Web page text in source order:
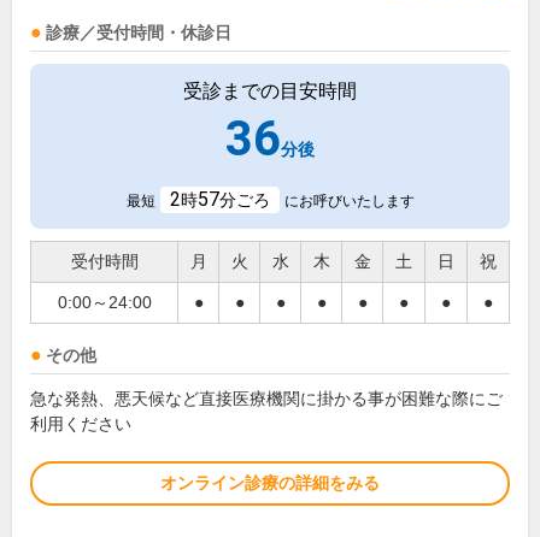
診療／受付時間・休診日
受診までの目安時間
36分後
最短 2時57分ごろ にお呼びいたします
受付時間 月 火 水 木 金 土 日 祝
0:00～24:00 ● ● ● ● ● ● ● ●
その他
急な発熱、悪天候など直接医療機関に掛かる事が困難な際にご
利用ください
オンライン診療の詳細をみる